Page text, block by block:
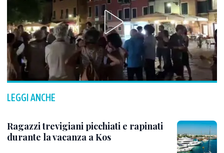
LEGGI ANCHE
Ragazzi trevigiani picchiati e rapinati
durante la vacanza a Kos